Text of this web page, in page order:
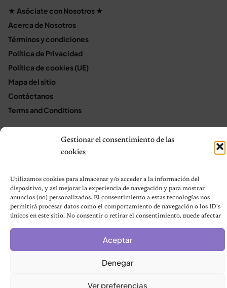
Gestionar el consentimiento de las
cookies
Utilizamos cookies para almacenar y/o acceder a la información del
dispositivo, y así mejorar la experiencia de navegación y para mostrar
anuncios (no) personalizados. El consentimiento a estas tecnologías nos
permitirá procesar datos como el comportamiento de navegación o los ID's
únicos en este sitio. No consentir o retirar el consentimiento, puede afectar
Aceptar
Denegar
Ver preferencias
★ Asóciate con Nosotros ★
Acerca de Nosotros
Términos y condiciones
Política de Privacidad
Política de cookies (UE)
Mapa del sitio
Contáctanos
Terms and Conditions
© 2026 Notas de Mascotas